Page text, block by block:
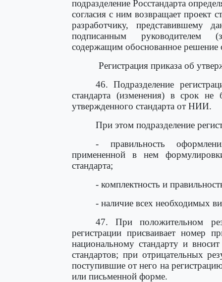
подразделение Росстандарта
согласия с ним возвращает проект
разработчику,
подписанным руководителем
содержащим обоснованное решение
Регистрация приказа об
46. Подразделение
стандарта (изменения) в срок
утвержденного стандарта от НИИ.
При этом подразделение
- правильность
примененной в нем
стандарта;
- комплектность и
- наличие всех необходимых
47. При положительном
регистрации присваивает номер
национальному стандарту и
стандартов; при отрицательных
поступившие от него на
или письменной форме.